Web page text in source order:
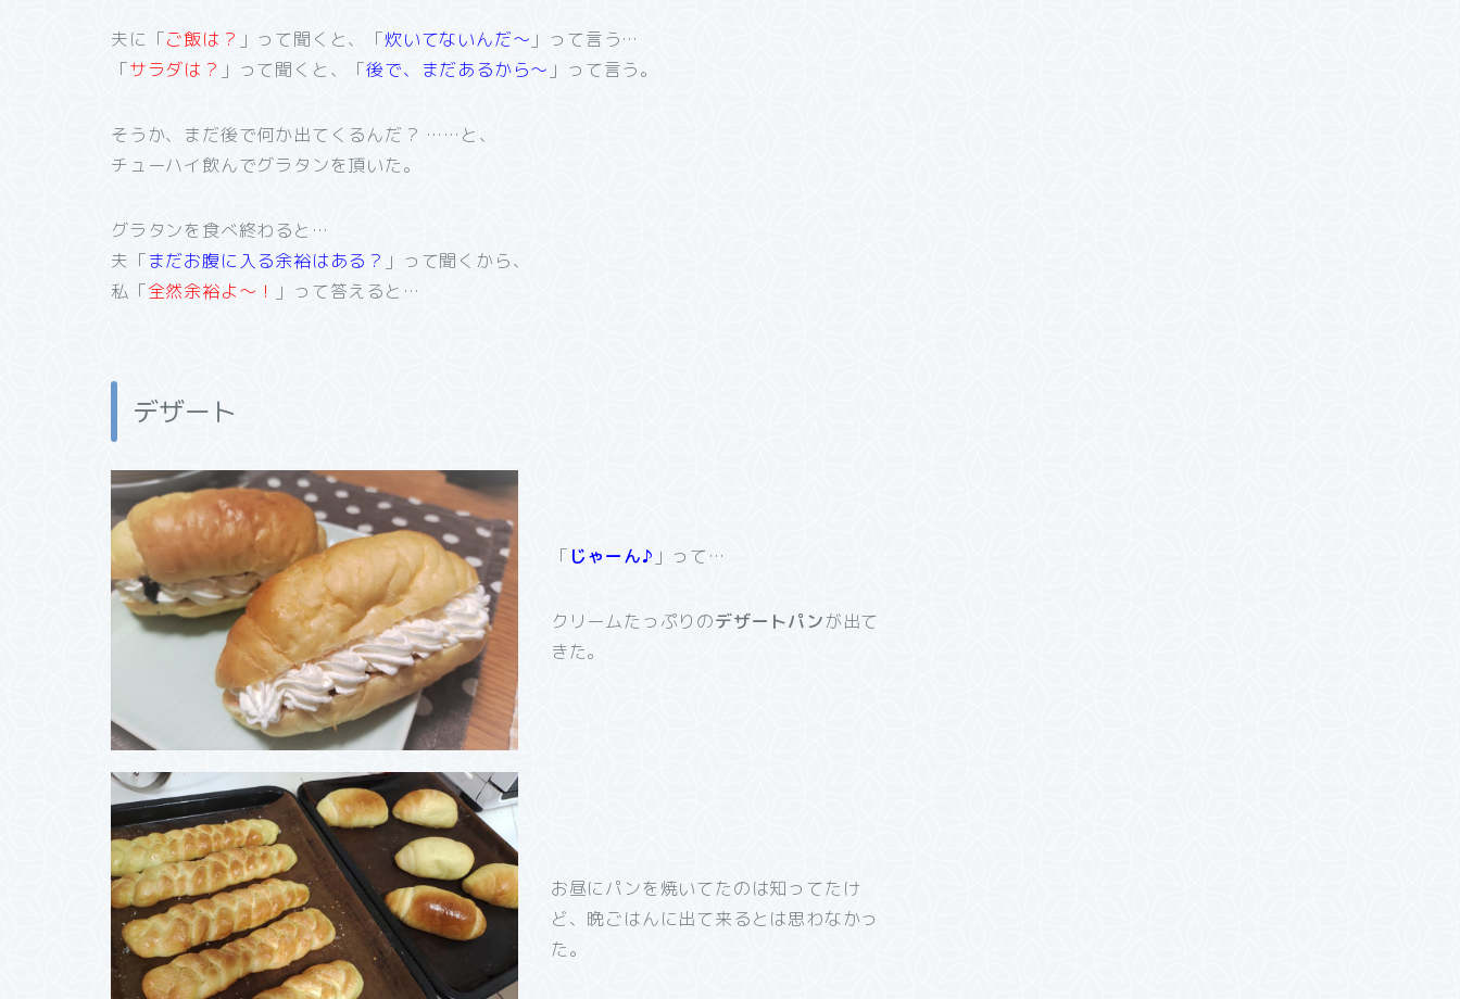
夫に「ご飯は？ 」って聞くと、「炊いてないんだ～ 」って言う…
「サラダは？ 」って聞くと、「後で、まだあるから～ 」って言う。
そうか、まだ後で何か出てくるんだ？ ……と、
チューハイ飲んでグラタンを頂いた。
グラタンを食べ終わると…
夫「まだお腹に入る余裕はある？ 」って聞くから、
私「全然余裕よ～！ 」って答えると…
デザート
「 じゃーん♪ 」って…
クリームたっぷりのデザートパンが出て
きた。
お昼にパンを焼いてたのは知ってたけ
ど、晩ごはんに出て来るとは思わなかっ
た。